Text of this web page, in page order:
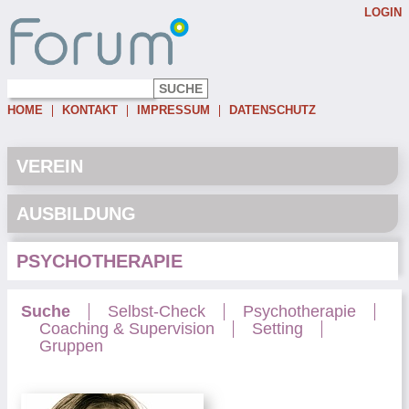
HOME KONTAKT IMPRESSUM DATENSCHUTZ
LOGIN
Password:
VEREIN
AUSBILDUNG
PSYCHOTHERAPIE
Suche Selbst-Check
Psychotherapie
Coaching & Supervision
Setting
Gruppen